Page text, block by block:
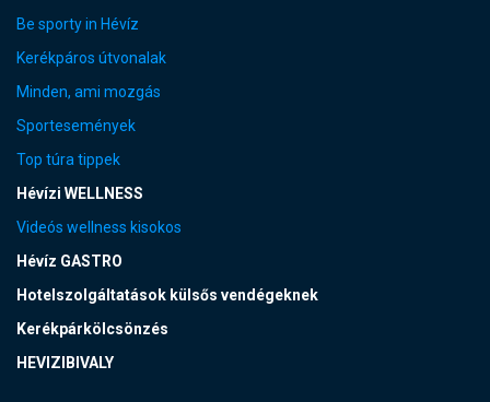
Be sporty in Hévíz
Kerékpáros útvonalak
Minden, ami mozgás
Sportesemények
Top túra tippek
Hévízi WELLNESS
Videós wellness kisokos
Hévíz GASTRO
Hotelszolgáltatások külsős vendégeknek
Kerékpárkölcsönzés
HEVIZIBIVALY